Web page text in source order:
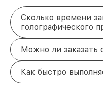
Сколько времени
голографического
Можно ли заказать
Как быстро